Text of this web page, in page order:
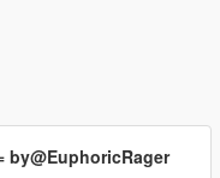
by@EuphoricRager